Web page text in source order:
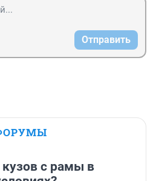
Отправить
кузов с рамы в